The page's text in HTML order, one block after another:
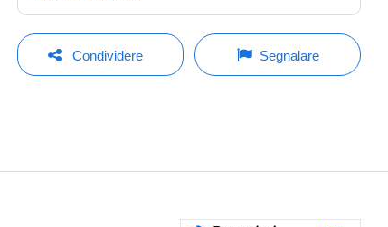
Condividere Segnalare